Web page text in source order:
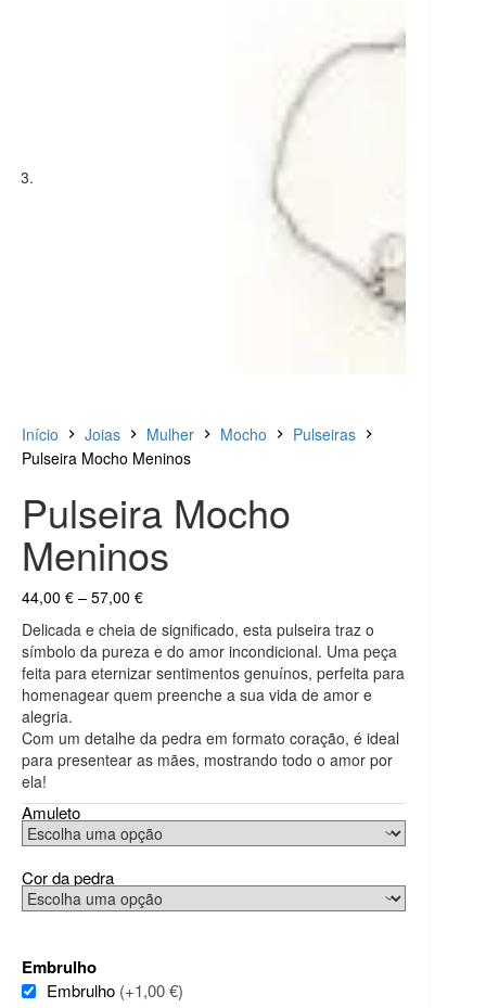
Início Joias Mulher Mocho
Pulseiras
Pulseira Mocho Meninos
Pulseira Mocho
Meninos
44,00 € – 57,00 €Price
44,00 €
through
57,00 €
Delicada e cheia de significado, esta pulseira traz o
símbolo da pureza e do amor incondicional. Uma peça
feita para eternizar sentimentos genuínos, perfeita para
homenagear quem preenche a sua vida de amor e
alegria.
Com um detalhe da pedra em formato coração, é ideal
para presentear as mães, mostrando todo o amor por
ela!
Amuleto
Cor da pedra
Embrulho
Embrulho (+1,00 €)